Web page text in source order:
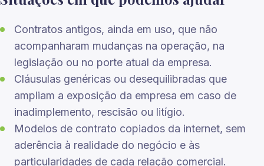
Contratos antigos, ainda em uso, que não
acompanharam mudanças na operação, na
legislação ou no porte atual da empresa.
Cláusulas genéricas ou desequilibradas que
ampliam a exposição da empresa em caso de
inadimplemento, rescisão ou litígio.
Modelos de contrato copiados da internet, sem
aderência à realidade do negócio e às
particularidades de cada relação comercial.